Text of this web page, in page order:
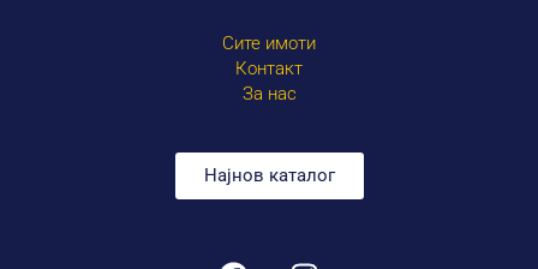
Сите имоти
Контакт
За нас
Најнов каталог